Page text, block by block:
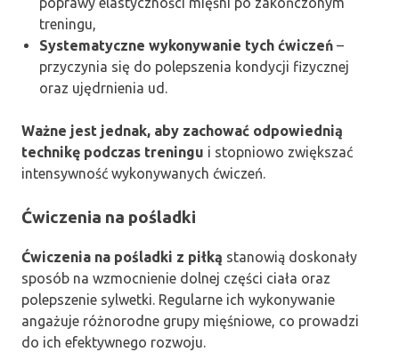
treningu,
Systematyczne wykonywanie tych ćwiczeń –
przyczynia się do polepszenia kondycji fizycznej
oraz ujędrnienia ud.
Ważne jest jednak, aby zachować odpowiednią
technikę podczas treningu i stopniowo zwiększać
intensywność wykonywanych ćwiczeń.
Ćwiczenia na pośladki
Ćwiczenia na pośladki z piłką stanowią doskonały
sposób na wzmocnienie dolnej części ciała oraz
polepszenie sylwetki. Regularne ich wykonywanie
angażuje różnorodne grupy mięśniowe, co prowadzi
do ich efektywnego rozwoju.